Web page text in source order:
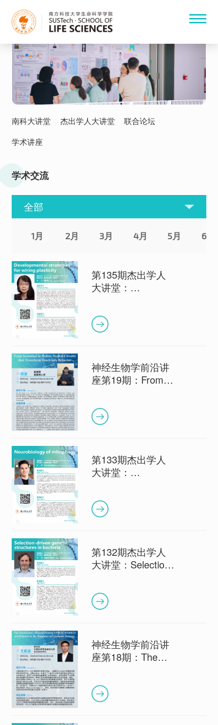
南科大讲堂 杰出学人大讲堂
联合论坛
学术讲座
学术交流
1月 2月 3月 4月 5月 6月
第135期杰出学人
大讲堂：
strategies for
wiring plasticity
神经生物学前沿讲
座第19期：From
Action: Neural
Circuits that
第133期杰出学人
大讲堂：
mitophagy
第132期杰出学人
大讲堂：Selection-
structures in
bacteria
神经生物学前沿讲
座第18期：The
Disease Protein
VPS13C/PARK23